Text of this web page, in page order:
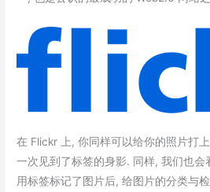
在 Flickr 上, 你同样可以给你的照片打上
一次见到了标签的身影. 同样, 我们也会
用标签标记了图片后, 给图片的分类与